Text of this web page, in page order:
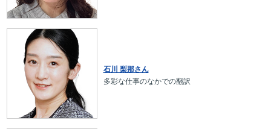
石川 梨那さん
多彩な仕事のなかでの翻訳